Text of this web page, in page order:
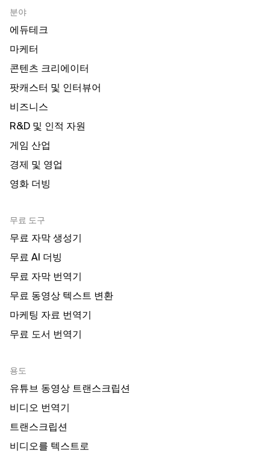
분야
에듀테크
마케터
콘텐츠 크리에이터
팟캐스터 및 인터뷰어
비즈니스
R&D 및 인적 자원
게임 산업
경제 및 영업
영화 더빙
무료 도구
무료 자막 생성기
무료 AI 더빙
무료 자막 번역기
무료 동영상 텍스트 변환
마케팅 자료 번역기
무료 도서 번역기
용도
유튜브 동영상 트랜스크립션
비디오 번역기
트랜스크립션
비디오를 텍스트로